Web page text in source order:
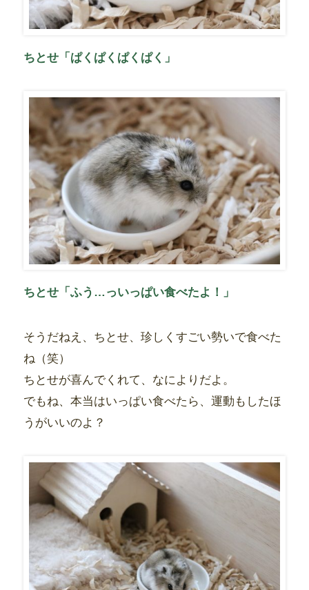
ちとせ「ぱくぱくぱくぱく」
ちとせ「ふう…っいっぱい食べたよ！」
そうだねえ、ちとせ、珍しくすごい勢いで食べた
ね（笑）
ちとせが喜んでくれて、なによりだよ。
でもね、本当はいっぱい食べたら、運動もしたほ
うがいいのよ？